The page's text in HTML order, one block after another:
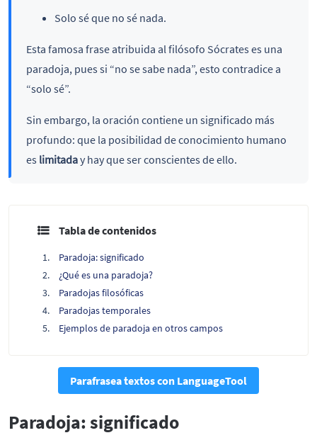
Solo sé que no sé nada.
Esta famosa frase atribuida al filósofo Sócrates es una
paradoja, pues si “no se sabe nada”, esto contradice a
“solo sé”.
Sin embargo, la oración contiene un significado más
profundo: que la posibilidad de conocimiento humano
es limitaday hay que ser conscientes de ello.
Tabla de contenidos
Paradoja: significado
¿Qué es una paradoja?
Paradojas filosóficas
Paradojas temporales
Ejemplos de paradoja en otros campos
Parafrasea textos con LanguageTool
Paradoja: significado